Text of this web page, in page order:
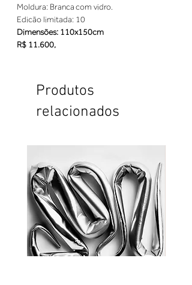
Moldura: Branca com vidro.
Edicão limitada: 10
Dimensões: 110x150cm
R$ 11.600,
Produtos
relacionados